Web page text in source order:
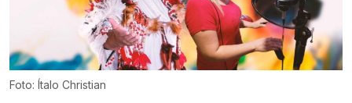
Foto: Ítalo Christian